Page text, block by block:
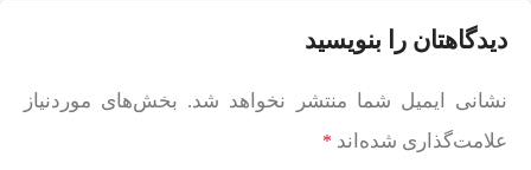
دیدگاهتان را بنویسید
نشانی ایمیل شما منتشر نخواهد شد. بخش‌های موردنیاز
علامت‌گذاری شده‌اند *